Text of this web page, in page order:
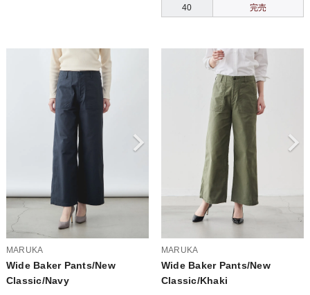
40 完売
MARUKA
Wide Baker Pants/New
Classic/Navy
MARUKA
Wide Baker Pants/New
Classic/Khaki